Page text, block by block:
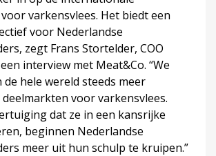
varkensvlees. Het biedt een
voor Nederlandse
zegt Frans Stortelder, COO
interview met Meat&Co. “We
hele wereld steeds meer
voor varkensvlees.
dat ze in een kansrijke
beginnen Nederlandse
meer uit hun schulp te kruipen.”